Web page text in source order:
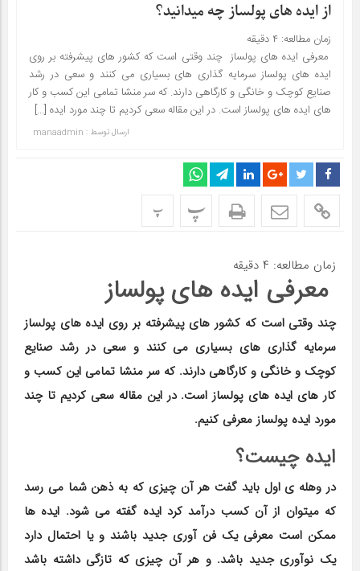
از ایده های پولساز چه میدانید؟
زمان مطالعه: ۴ دقیقه
معرفی ایده های پولساز چند وقتی است که کشور های پیشرفته بر روی
ایده های پولساز سرمایه گذاری های بسیاری می کنند و سعی در رشد
صنایع کوچک و خانگی و کارگاهی دارند. که سر منشا تمامی این کسب و کار
های ایده های پولساز است. در این مقاله سعی کردیم تا چند مورد ایده […]
ارسال توسط : manaadmin
پ پ
زمان مطالعه: ۴ دقیقه
معرفی ایده های پولساز
چند وقتی است که کشور های پیشرفته بر روی ایده های پولساز
سرمایه گذاری های بسیاری می کنند و سعی در رشد صنایع
کوچک و خانگی و کارگاهی دارند. که سر منشا تمامی این کسب و
کار های ایده های پولساز است. در این مقاله سعی کردیم تا چند
مورد ایده پولساز معرفی کنیم.
ایده چیست؟
در وهله ی اول باید گفت هر آن چیزی که به ذهن شما می رسد
که میتوان از آن کسب درآمد کرد ایده گفته می شود. ایده ها
ممکن است معرفی یک فن آوری جدید باشند و یا احتمال دارد
یک نوآوری جدید باشد. و هر آن چیزی که تازگی داشته باشد